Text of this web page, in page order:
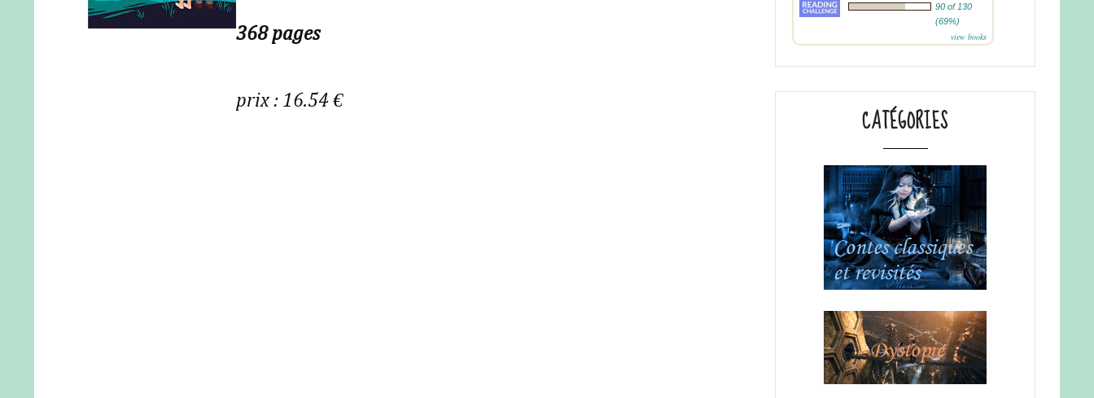
368 pages
prix : 16.54 €
90 of 130
(69%)
view books
CATÉGORIES